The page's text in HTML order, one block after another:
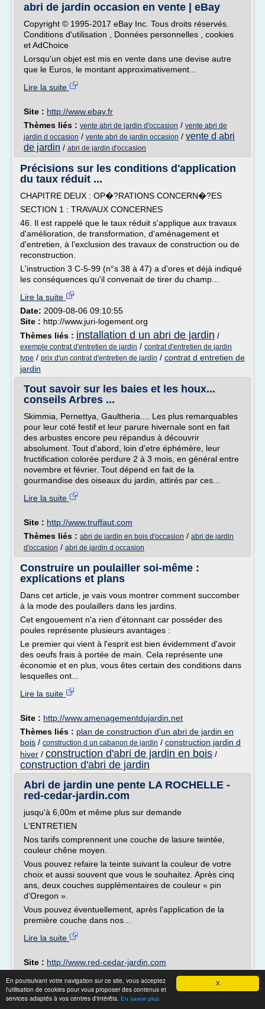
X
En poursuivant votre navigation sur ce site, vous acceptez
l'utilisation de cookies pour vous proposer des contenus et
services adaptés à vos centres d'intérêts. En savoir plus
abri de jardin occasion en vente | eBay
Copyright © 1995-2017 eBay Inc. Tous droits réservés.
Conditions d'utilisation , Données personnelles , cookies
et AdChoice
Lorsqu'un objet est mis en vente dans une devise autre
que le Euros, le montant approximativement...
Lire la suite
Site : http://www.ebay.fr
Thèmes liés : vente abri de jardin d'occasion / vente abri de
jardin d occasion / vente abri de jardin occasion / vente d abri
de jardin / abri de jardin d'occasion
Précisions sur les conditions d'application
du taux réduit ...
CHAPITRE DEUX : OP�?RATIONS CONCERN�?ES
SECTION 1 : TRAVAUX CONCERNES
46. Il est rappelé que le taux réduit s'applique aux travaux
d'amélioration, de transformation, d'aménagement et
d'entretien, à l'exclusion des travaux de construction ou de
reconstruction.
L'instruction 3 C-5-99 (n°s 38 à 47) a d'ores et déjà indiqué
les conséquences qu'il convenait de tirer du champ...
Lire la suite
Date: 2009-08-06 09:10:55
Site : http://www.juri-logement.org
Thèmes liés : installation d un abri de jardin /
exemple contrat d'entretien de jardin / contrat d'entretien de jardin
type / prix d'un contrat d'entretien de jardin / contrat d entretien de
jardin
Tout savoir sur les baies et les houx...
conseils Arbres ...
Skimmia, Pernettya, Gaultheria.... Les plus remarquables
pour leur coté festif et leur parure hivernale sont en fait
des arbustes encore peu répandus à découvrir
absolument. Tout d'abord, loin d'etre éphémère, leur
fructification colorée perdure 2 à 3 mois, en général entre
novembre et février. Tout dépend en fait de la
gourmandise des oiseaux du jardin, attirés par ces...
Lire la suite
Site : http://www.truffaut.com
Thèmes liés : abri de jardin en bois d'occasion / abri de jardin
d'occasion / abri de jardin d occasion
Construire un poulailler soi-même :
explications et plans
Dans cet article, je vais vous montrer comment succomber
à la mode des poulaillers dans les jardins.
Cet engouement n'a rien d'étonnant car posséder des
poules représente plusieurs avantages :
Le premier qui vient à l'esprit est bien évidemment d'avoir
des oeufs frais à portée de main. Cela représente une
économie et en plus, vous êtes certain des conditions dans
lesquelles ont...
Lire la suite
Site : http://www.amenagementdujardin.net
Thèmes liés : plan de construction d'un abri de jardin en
bois / construction d un cabanon de jardin / construction jardin d
hiver / construction d'abri de jardin en bois /
construction d'abri de jardin
Abri de jardin une pente LA ROCHELLE -
red-cedar-jardin.com
jusqu'à 6,00m et même plus sur demande
L'ENTRETIEN
Nos tarifs comprennent une couche de lasure teintée,
couleur chêne moyen.
Vous pouvez refaire la teinte suivant la couleur de votre
choix et aussi souvent que vous le souhaitez. Après cinq
ans, deux couches supplémentaires de couleur « pin
d'Oregon ».
Vous pouvez éventuellement, après l'application de la
première couche dans nos...
Lire la suite
Site : http://www.red-cedar-jardin.com
construction d'un abri de jardin a toit plat/
construction d'un abri de jardin ouvert/construction d'abri
de jardin/construction d abri de jardin